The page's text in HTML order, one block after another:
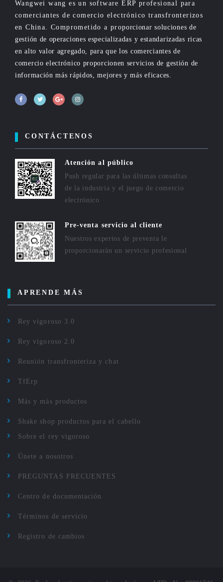
Wangwei wang es un software ERP profesional para
comerciantes de comercio electrónico transfronterizos
en China. Comprometido a proporcionar soluciones de
gestión de operaciones especializadas y estandarizadas ricas
en alto valor agregado, para que los comerciantes de
comercio electrónico proporcionen servicios de gestión de
información más rápidos, mejores y más eficaces.
CONTÁCTENOS
Atención al público
Push regular para las últimas consultas
de la industria y el juego de comercio
electrónico
Pre-venta servicio al cliente
Nuestros expertos de preventa le
proporcionarán un servicio profesional
APRENDE MÁS
Rey vigoroso 3.0
Rey vigoroso 2.0
Reunión transfronteriza y chat
TfErp
Más y más productos
Shake shop productos para el cabello
Sobre el rey vigoroso
Únete a nosotros
PREGUNTAS FRECUENTES
Centro de documentación
Términos de servicio
Registro de cambios